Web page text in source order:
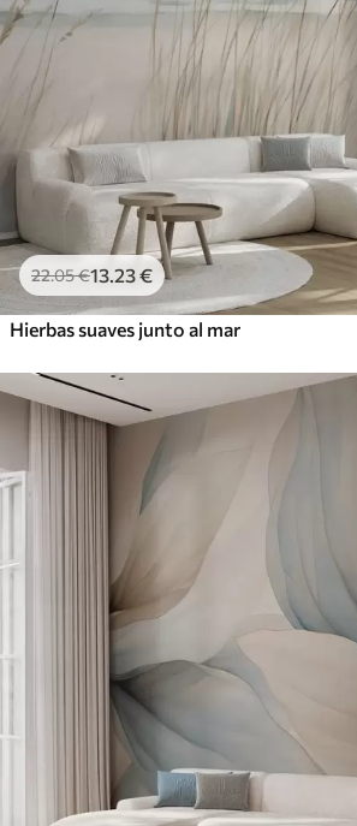
22.05€13 .23€
Hierbas suaves junto al mar